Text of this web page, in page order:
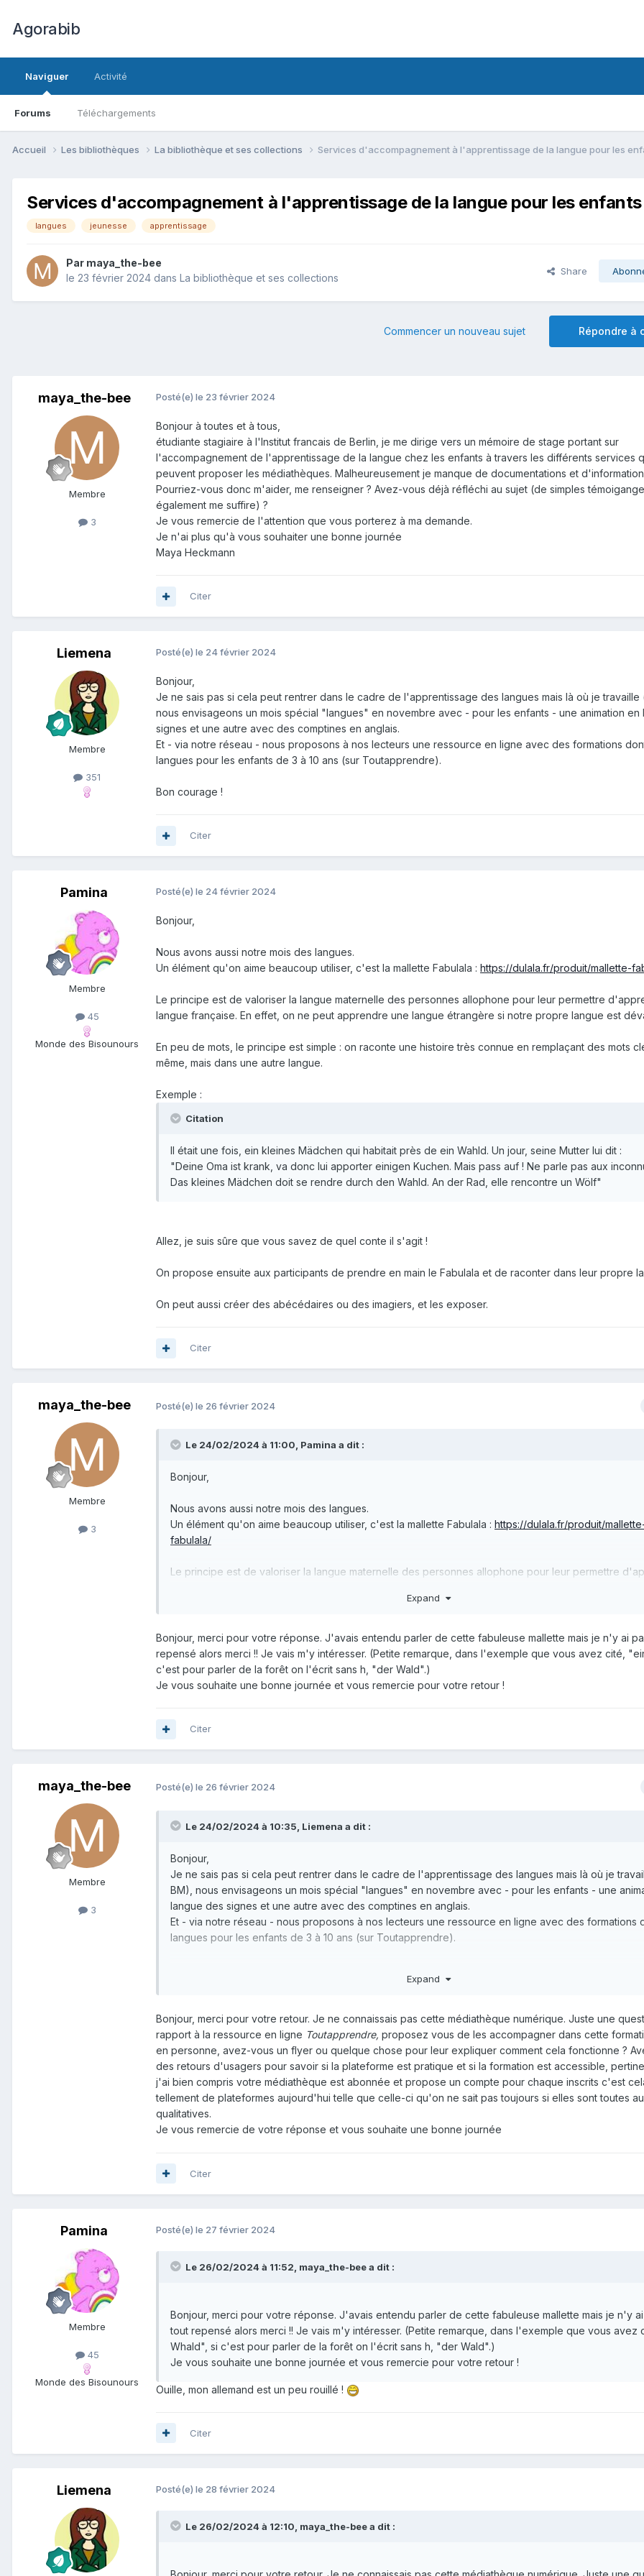
Agorabib
Naviguer
Forums Téléchargements
Activité
Accueil Les bibliothèques La bibliothèque et ses collections Services d'accompagnement à l'apprentissage de la langue pour les
Services d'accompagnement à l'apprentissage de la langue pour les enfants
langues jeunesse apprentissage
Par maya_the-bee
le 23 février 2024 dans La bibliothèque et ses collections
Share
Répondre à
Commencer un nouveau sujet
maya_the-bee
Membre
3
Posté(e) le 23 février 2024
Bonjour à toutes et à tous,
étudiante stagiaire à l'Institut francais de Berlin, je me dirige vers un mémoire de stage portant sur
l'accompagnement de l'apprentissage de la langue chez les enfants à travers les différents services
peuvent proposer les médiathèques. Malheureusement je manque de documentations et
Pourriez-vous donc m'aider, me renseigner ? Avez-vous déjà réfléchi au sujet (de simples
également me suffire) ?
Je vous remercie de l'attention que vous porterez à ma demande.
Je n'ai plus qu'à vous souhaiter une bonne journée
Maya Heckmann
Citer
Liemena
Membre
351
Posté(e) le 24 février 2024
Bonjour,
Je ne sais pas si cela peut rentrer dans le cadre de l'apprentissage des langues mais là où je travaille
nous envisageons un mois spécial "langues" en novembre avec - pour les enfants - une animation en
signes et une autre avec des comptines en anglais.
Et - via notre réseau - nous proposons à nos lecteurs une ressource en ligne avec des formations
langues pour les enfants de 3 à 10 ans (sur Toutapprendre).
Bon courage !
Citer
Pamina
Membre
45
Monde des Bisounours
Posté(e) le 24 février 2024
Bonjour,
Nous avons aussi notre mois des langues.
Un élément qu'on aime beaucoup utiliser, c'est la mallette Fabulala : https://dulala.fr/produit/mallette-
Le principe est de valoriser la langue maternelle des personnes allophone pour leur permettre
langue française. En effet, on ne peut apprendre une langue étrangère si notre propre langue est
En peu de mots, le principe est simple : on raconte une histoire très connue en remplaçant des mots
même, mais dans une autre langue.
Exemple :
Citation
Il était une fois, ein kleines Mädchen qui habitait près de ein Wahld. Un jour, seine Mutter lui dit :
"Deine Oma ist krank, va donc lui apporter einigen Kuchen. Mais pass auf ! Ne parle pas aux
Das kleines Mädchen doit se rendre durch den Wahld. An der Rad, elle rencontre un Wölf"
Allez, je suis sûre que vous savez de quel conte il s'agit !
On propose ensuite aux participants de prendre en main le Fabulala et de raconter dans leur propre
On peut aussi créer des abécédaires ou des imagiers, et les exposer.
Citer
maya_the-bee
Membre
3
Posté(e) le 26 février 2024
Le 24/02/2024 à 11:00, Pamina a dit :
Bonjour,
Nous avons aussi notre mois des langues.
Un élément qu'on aime beaucoup utiliser, c'est la mallette Fabulala : https://dulala.fr/produit/
fabulala/
Le principe est de valoriser la langue maternelle des personnes allophone pour leur permettre
En peu de mots, le principe est simple : on raconte une histoire très connue en remplaçant des
le même, mais dans une autre langue.
Exemple:
Allez, je suis sûre que vous savez de quel conte il s'agit !
On peut aussi créer des abécédaires ou des imagiers, et les exposer.
Expand
Bonjour, merci pour votre réponse. J'avais entendu parler de cette fabuleuse mallette mais je n'y ai
repensé alors merci !! Je vais m'y intéresser. (Petite remarque, dans l'exemple que vous avez cité,
c'est pour parler de la forêt on l'écrit sans h, "der Wald".)
Je vous souhaite une bonne journée et vous remercie pour votre retour !
Citer
maya_the-bee
Membre
3
Posté(e) le 26 février 2024
Le 24/02/2024 à 10:35, Liemena a dit :
Bonjour,
Je ne sais pas si cela peut rentrer dans le cadre de l'apprentissage des langues mais là où je
BM), nous envisageons un mois spécial "langues" en novembre avec - pour les enfants - une
langue des signes et une autre avec des comptines en anglais.
Et - via notre réseau - nous proposons à nos lecteurs une ressource en ligne avec des formations
langues pour les enfants de 3 à 10 ans (sur Toutapprendre).
Expand
Bonjour, merci pour votre retour. Je ne connaissais pas cette médiathèque numérique. Juste une
rapport à la ressource en ligne Toutapprendre, proposez vous de les accompagner dans cette
en personne, avez-vous un flyer ou quelque chose pour leur expliquer comment cela fonctionne ?
des retours d'usagers pour savoir si la plateforme est pratique et si la formation est accessible,
j'ai bien compris votre médiathèque est abonnée et propose un compte pour chaque inscrits c'est
tellement de plateformes aujourd'hui telle que celle-ci qu'on ne sait pas toujours si elles sont toutes
qualitatives.
Je vous remercie de votre réponse et vous souhaite une bonne journée
Citer
Pamina
Membre
45
Monde des Bisounours
Posté(e) le 27 février 2024
Le 26/02/2024 à 11:52, maya_the-bee a dit :
Bonjour, merci pour votre réponse. J'avais entendu parler de cette fabuleuse mallette mais je n'y
tout repensé alors merci !! Je vais m'y intéresser. (Petite remarque, dans l'exemple que vous avez
Whald", si c'est pour parler de la forêt on l'écrit sans h, "der Wald".)
Je vous souhaite une bonne journée et vous remercie pour votre retour !
Ouille, mon allemand est un peu rouillé !
Citer
Liemena Posté(e) le 28 février 2024
Le 26/02/2024 à 12:10, maya_the-bee a dit :